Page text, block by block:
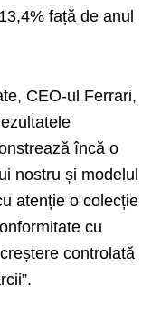
față de anul
CEO-ul Ferrari,
încă o
nostru și modelul
atenție o colecție
cu
controlată